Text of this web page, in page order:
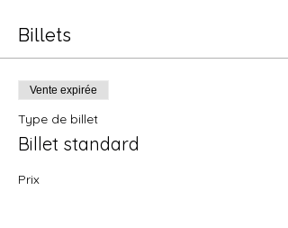
Billets
Vente expirée
Type de billet
Billet standard
Prix